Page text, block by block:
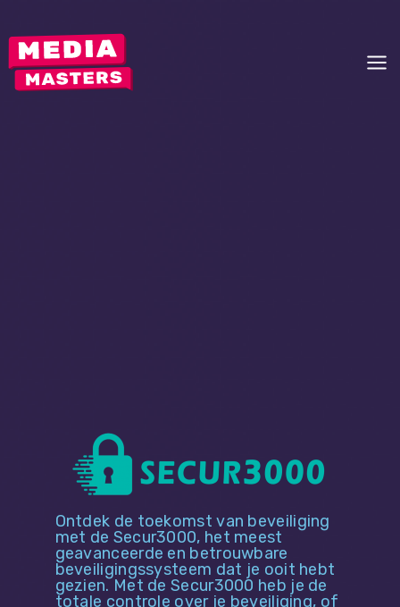
Ontdek de toekomst van beveiliging
met de Secur3000, het meest
geavanceerde en betrouwbare
beveiligingssysteem dat je ooit hebt
gezien. Met de Secur3000 heb je de
totale controle over je beveiliging, of